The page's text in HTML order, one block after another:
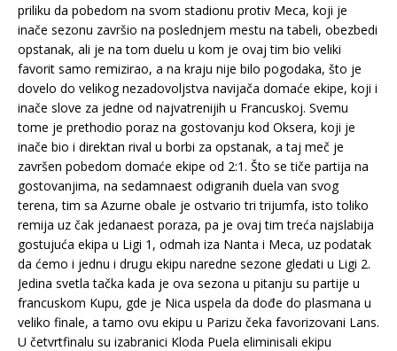
priliku da pobedom na svom stadionu protiv Meca, koji je
inače sezonu završio na poslednjem mestu na tabeli, obezbedi
opstanak, ali je na tom duelu u kom je ovaj tim bio veliki
favorit samo remizirao, a na kraju nije bilo pogodaka, što je
dovelo do velikog nezadovoljstva navijača domaće ekipe, koji i
inače slove za jedne od najvatrenijih u Francuskoj. Svemu
tome je prethodio poraz na gostovanju kod Oksera, koji je
inače bio i direktan rival u borbi za opstanak, a taj meč je
završen pobedom domaće ekipe od 2:1. Što se tiče partija na
gostovanjima, na sedamnaest odigranih duela van svog
terena, tim sa Azurne obale je ostvario tri trijumfa, isto toliko
remija uz čak jedanaest poraza, pa je ovaj tim treća najslabija
gostujuća ekipa u Ligi 1, odmah iza Nanta i Meca, uz podatak
da ćemo i jednu i drugu ekipu naredne sezone gledati u Ligi 2.
Jedina svetla tačka kada je ova sezona u pitanju su partije u
francuskom Kupu, gde je Nica uspela da dođe do plasmana u
veliko finale, a tamo ovu ekipu u Parizu čeka favorizovani Lans.
U četvrtfinalu su izabranici Kloda Puela eliminisali ekipu